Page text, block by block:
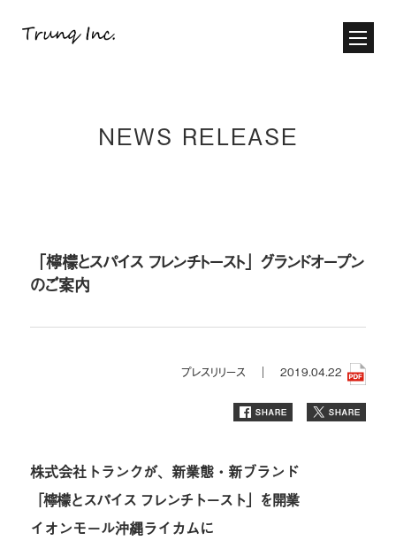
NEWS RELEASE
「檸檬とスパイス フレンチトースト」グランドオープン
のご案内
プレスリリース ｜2019.04.22
株式会社トランクが、新業態・新ブランド
「檸檬とスパイス フレンチトースト」を開業
イオンモール沖縄ライカムに